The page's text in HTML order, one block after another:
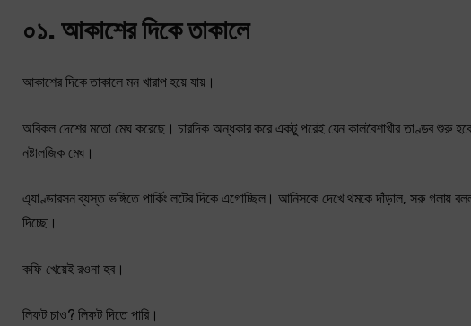
০১. আকাশের দিকে তাকালে
আকাশের দিকে তাকালে মন খারাপ হয়ে যায়।
অবিকল দেশের মতো মেঘ করেছে। চারদিক অন্ধকার করে একটু পরেই যেন কালবৈশাখীর তাণ্ডব শুরু
নষ্টালজিক মেঘ।
এ্যাণ্ডারসন ব্যস্ত ভঙ্গিতে পার্কিং লটের দিকে এগোচ্ছিল। আনিসকে দেখে থমকে দাঁড়াল, সরু গলায়
দিচ্ছে।
কফি খেয়েই রওনা হব।
লিফট চাও? লিফট দিতে পারি।